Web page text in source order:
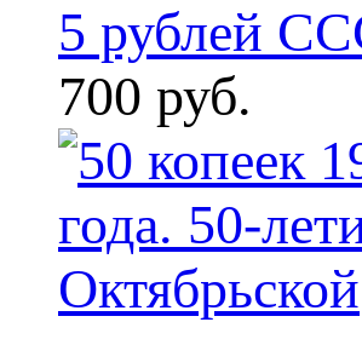
5 рублей
700 руб.